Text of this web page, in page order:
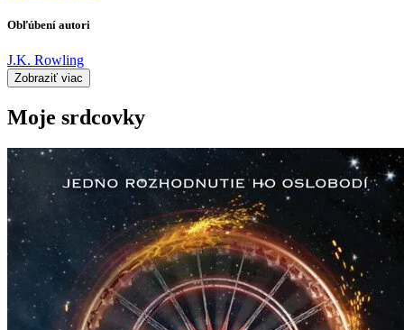
Obľúbení autori
J.K. Rowling
Zobraziť viac
Moje srdcovky